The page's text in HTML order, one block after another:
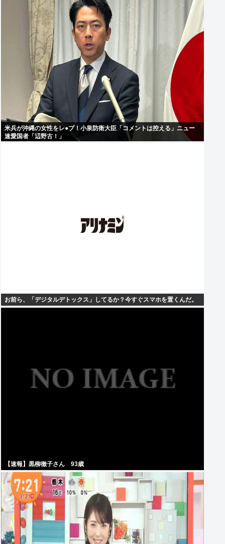
米兵が沖縄の女性をレ●プ！小泉防衛大臣「コメントは控える」ニュー
速愛国者「辺野古！」
お前ら、「デジタルデトックス」してるか？今すぐスマホを置くんだ。
【速報】黒柳徹子さん 93歳